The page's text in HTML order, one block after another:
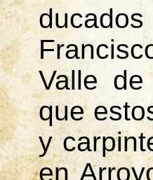
Valle
que
y
en